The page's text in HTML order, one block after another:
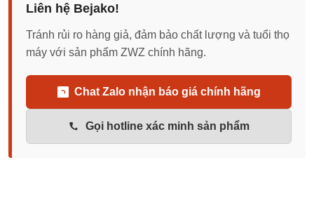
Liên hệ Bejako!
Tránh rủi ro hàng giả, đảm bảo chất lượng và tuổi thọ
máy với sản phẩm ZWZ chính hãng.
Chat Zalo nhận báo giá chính hãng
Gọi hotline xác minh sản phẩm